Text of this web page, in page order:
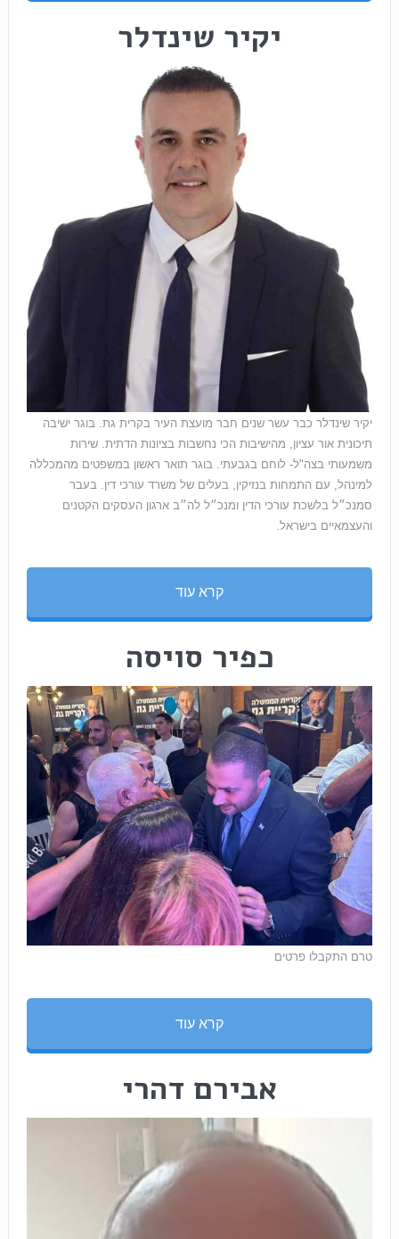
יקיר שינדלר
יקיר שינדלר כבר עשר שנים חבר מועצת העיר בקרית גת. בוגר ישיבה
תיכונית אור עציון, מהישיבות הכי נחשבות בציונות הדתית. שירות
משמעותי בצה"ל- לוחם בגבעתי. בוגר תואר ראשון במשפטים מהמכללה
למינהל, עם התמחות בנזיקין, בעלים של משרד עורכי דין. בעבר
סמנכ״ל בלשכת עורכי הדין ומנכ״ל לה״ב ארגון העסקים הקטנים
והעצמאיים בישראל.
קרא עוד
כפיר סויסה
טרם התקבלו פרטים
קרא עוד
אבירם דהרי